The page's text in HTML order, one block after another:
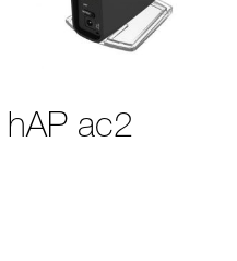
hAP ac2